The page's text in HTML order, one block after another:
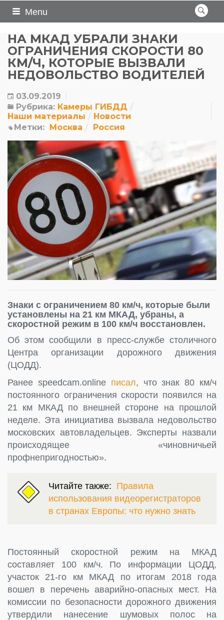
Menu
НА МКАД УБРАЛИ ЗНАКИ
ОГРАНИЧЕНИЯ СКОРОСТИ 80
КМ/Ч, КОТОРЫЕ ВЫЗВАЛИ
НЕДОВОЛЬСТВО ВОДИТЕЛЕЙ
03.09.2019
Рубрика: Камеры ГИБДД
Наши материалы
Новости
Метки: Москва Россия
Знаки с ограничением 80 км/ч, которые были
установлены на 21 км МКАД, убраны, а
скоростной режим в 100 км/ч восстановлен.
Об этом сообщили в пресс-службе столичного
Центра организации дорожного движения
(ЦОДД).
Ранее speedcam.online писал, что знак 80 км/ч
постоянного ограничения скорости появился на
21 км МКАД по внешней стороне на прошлой
неделе. Эта инициатива вызвала недовольство
московских автовладельцев. Эксперты назвали
происходящее «чиновничьей
профнепригодностью».
Читайте также: Правила
использования видеорегистраторов
в странах Европы: что нужно знать
Постоянный скоростной режим на МКАД
составляет 100 км/ч. По информации ЦОДД,
участок 21-го км МКАД по итогам 2018 года
вошел в перечень аварийно-опасных мест. На
комиссии по безопасности дорожного движения
утвердили нанесение шумовых полос на